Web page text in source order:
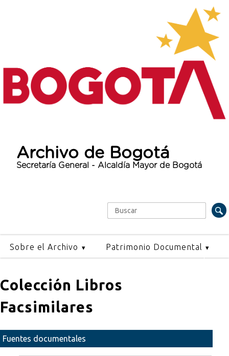
Archivo de Bogotá
Secretaría General - Alcaldía Mayor de Bogotá
Formulario de búsqueda
Buscar
Sobre el Archivo Patrimonio Documental
Colección Libros
Facsimilares
Fuentes documentales